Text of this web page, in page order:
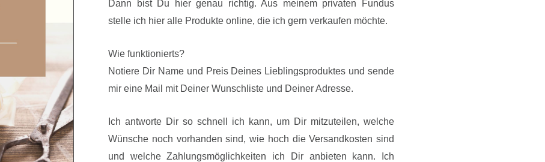
Dann bist Du hier genau richtig. Aus meinem privaten Fundus
stelle ich hier alle Produkte online, die ich gern verkaufen möchte.
Wie funktionierts?
Notiere Dir Name und Preis Deines Lieblingsproduktes und sende
mir eine Mail mit Deiner Wunschliste und Deiner Adresse.
Ich antworte Dir so schnell ich kann, um Dir mitzuteilen, welche
Wünsche noch vorhanden sind, wie hoch die Versandkosten sind
und welche Zahlungsmöglichkeiten ich Dir anbieten kann. Ich